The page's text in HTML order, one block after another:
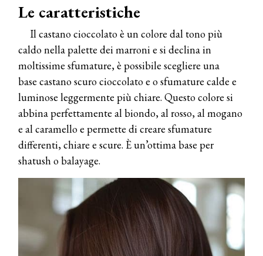
Le caratteristiche
Il castano cioccolato è un colore dal tono più
caldo nella palette dei marroni e si declina in
moltissime sfumature, è possibile scegliere una
base castano scuro cioccolatoe o sfumature calde e
luminose leggermente più chiare. Questo colore si
abbina perfettamente al biondo, al rosso, al mogano
e al caramello e permette di creare sfumature
differenti, chiare e scure. È un’ottima base per
shatush o balayage.